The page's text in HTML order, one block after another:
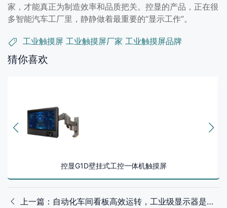
家，才能真正为制造效率和品质把关。控显的产品，正在很
多智能汽车工厂里，静静做着最重要的“显示工作”。
工业触摸屏 工业触摸屏厂家 工业触摸屏品牌
猜你喜欢
控显G1D壁挂式工控一体机触摸屏
上一篇：自动化车间看板高效运转，工业级显示器是关键“密码”？